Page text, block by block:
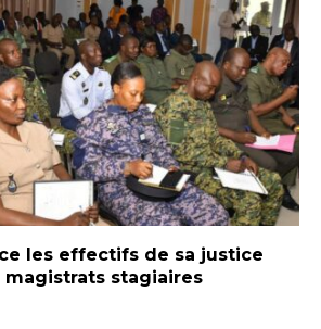
les effectifs de sa justice
stagiaires